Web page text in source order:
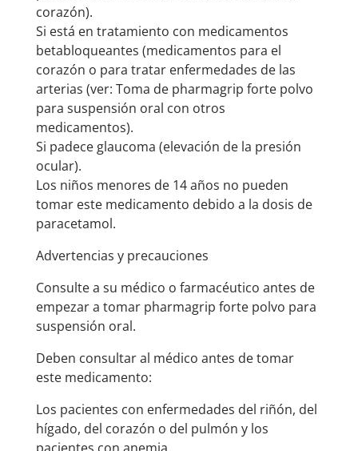
corazón).
Si está en tratamiento con medicamentos
betabloqueantes (medicamentos para el
corazón o para tratar enfermedades de las
arterias (ver: Toma de pharmagrip forte polvo
para suspensión oral con otros
medicamentos).
Si padece glaucoma (elevación de la presión
ocular).
Los niños menores de 14 años no pueden
tomar este medicamento debido a la dosis de
paracetamol.
Advertencias y precauciones
Consulte a su médico o farmacéutico antes de
empezar a tomar pharmagrip forte polvo para
suspensión oral.
Deben consultar al médico antes de tomar
este medicamento:
Los pacientes con enfermedades del riñón, del
hígado, del corazón o del pulmón y los